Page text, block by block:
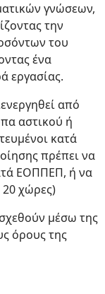
γνώσεων,
την
του
ένα
εργασίας.
από
αστικού ή
κατά
πρέπει να
ΕΟΠΠΕΠ, ή να
20 χώρες)
μέσω της
όρους της